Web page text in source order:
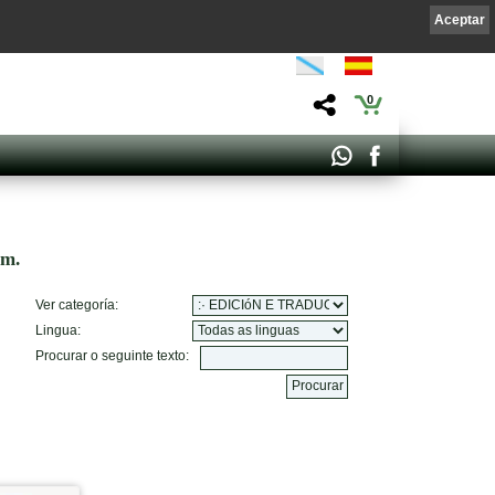
0
Ver categoría:
Lingua:
Procurar o seguinte texto:
Aceptar